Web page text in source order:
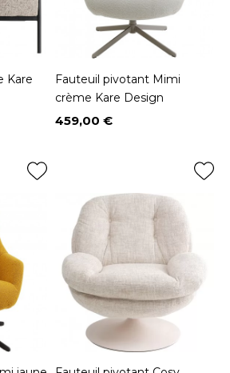
Kare
Fauteuil pivotant Mimi
crème Kare Design
Prix
459,00 €